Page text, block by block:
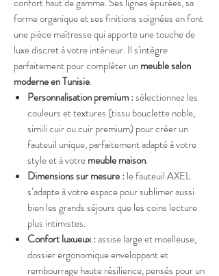
forme organique et ses finitions soignées en font
une pièce maîtresse qui apporte une touche de
luxe discret à votre intérieur. Il s'intègre
parfaitement pour compléter unmeuble salon
moderne en Tunisie.
Personnalisation premium :sélectionnez les
couleurs et textures (tissu bouclette noble,
simili cuir ou cuir premium) pour créer un
fauteuil unique, parfaitement adapté à votre
style et à votremeuble maison.
Dimensions sur mesure : le fauteuil AXEL
s’adapte à votre espace pour sublimer aussi
bien les grands séjours que les coins lecture
plus intimistes.
Confort luxueux :assise large et moelleuse,
dossier ergonomique enveloppant et
rembourrage haute résilience, pensés pour un